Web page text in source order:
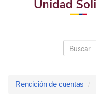
Buscar
Rendición de cuentas